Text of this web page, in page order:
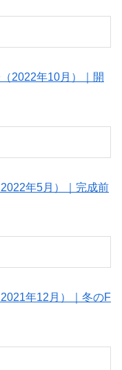
2022年10月）｜開
年5月）｜完成前
年12月）｜冬のF